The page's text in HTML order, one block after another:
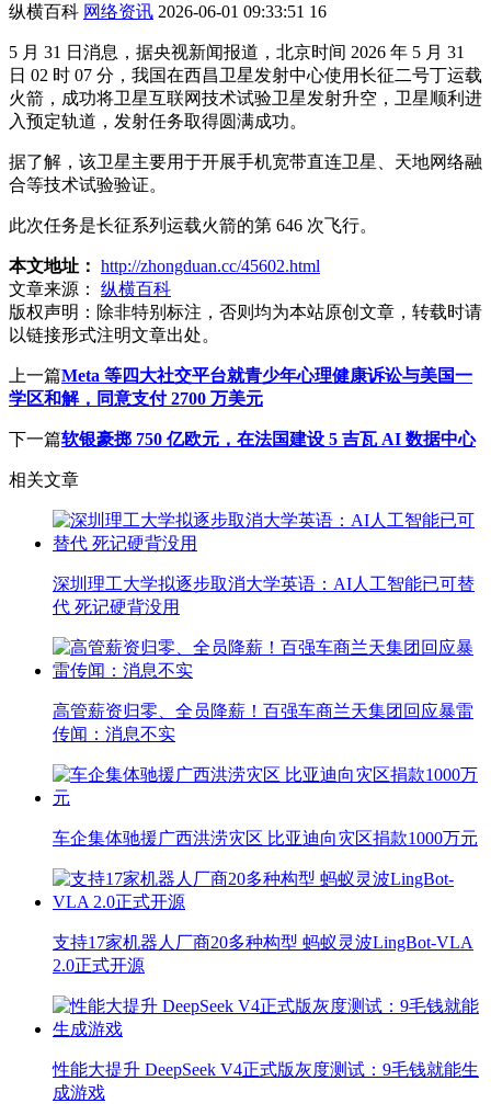
纵横百科 网络资讯 2026-06-01 09:33:51 16
5 月 31 日消息，据央视新闻报道，北京时间 2026 年 5 月 31
日 02 时 07 分，我国在西昌卫星发射中心使用长征二号丁运载
火箭，成功将卫星互联网技术试验卫星发射升空，卫星顺利进
入预定轨道，发射任务取得圆满成功。
据了解，该卫星主要用于开展手机宽带直连卫星、天地网络融
合等技术试验验证。
此次任务是长征系列运载火箭的第 646 次飞行。
本文地址： http://zhongduan.cc/45602.html
文章来源：
纵横百科
版权声明： 除非特别标注，否则均为本站原创文章，转载时请
以链接形式注明文章出处。
上一篇Meta 等四大社交平台就青少年心理健康诉讼与美国一
学区和解，同意支付 2700 万美元
下一篇软银豪掷 750 亿欧元，在法国建设 5 吉瓦 AI 数据中心
相关文章
深圳理工大学拟逐步取消大学英语：AI人工智能已可替
代 死记硬背没用
高管薪资归零、全员降薪！百强车商兰天集团回应暴雷
传闻：消息不实
车企集体驰援广西洪涝灾区 比亚迪向灾区捐款1000万元
支持17家机器人厂商20多种构型 蚂蚁灵波LingBot-VLA
2.0正式开源
性能大提升 DeepSeek V4正式版灰度测试：9毛钱就能生
成游戏